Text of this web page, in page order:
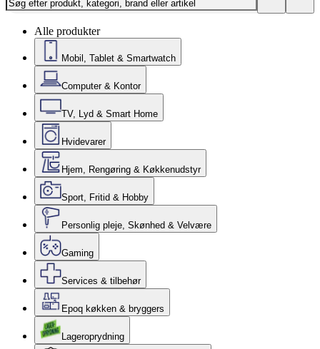
Alle produkter
Mobil, Tablet & Smartwatch
Computer & Kontor
TV, Lyd & Smart Home
Hvidevarer
Hjem, Rengøring & Køkkenudstyr
Sport, Fritid & Hobby
Personlig pleje, Skønhed & Velvære
Gaming
Services & tilbehør
Epoq køkken & bryggers
Lageroprydning